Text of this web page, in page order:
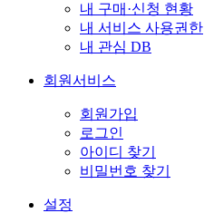
내 구매·신청 현황
내 서비스 사용권한
내 관심 DB
회원서비스
회원가입
로그인
아이디 찾기
비밀번호 찾기
설정